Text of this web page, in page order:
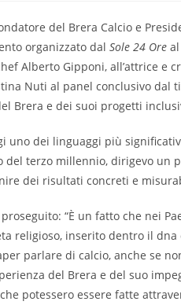
del Brera Calcio e
organizzato dal Sole 24 Ore
Alberto Gipponi, all’attrice e
Nuti al panel conclusivo dal
Brera e dei suoi progetti
uno dei linguaggi più
del terzo millennio, dirigevo un
dei risultati concreti e
“È un fatto che nei
religioso, inserito dentro il
parlare di calcio, anche se
del Brera e del suo
potessero essere fatte